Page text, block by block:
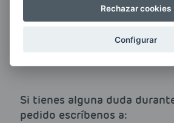
Quiero recibir las últimas
ENERGIAS por cualquier
Si tienes alguna duda
pedido escríbenos a:
Rechazar cookies
Configurar